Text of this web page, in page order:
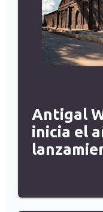
Antigal
inicia el